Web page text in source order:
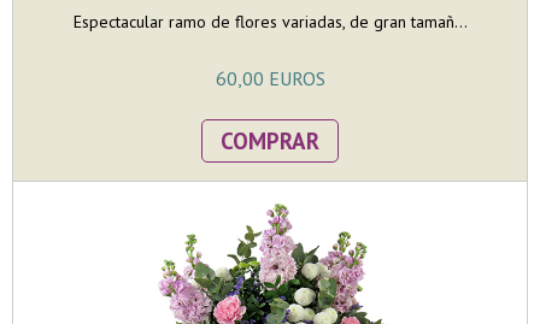
Espectacular ramo de flores variadas, de gran tamañ...
60,00 EUROS
COMPRAR